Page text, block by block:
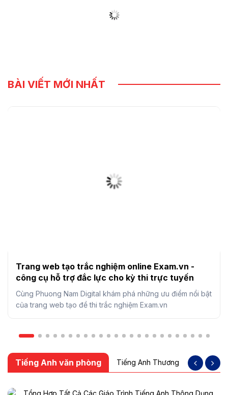
BÀI VIẾT MỚI NHẤT
Trang web tạo trắc nghiệm online Exam.vn -
công cụ hỗ trợ đắc lực cho kỳ thi trực tuyến
Cùng Phuong Nam Digital khám phá những ưu điểm nổi bật
của trang web tạo đề thi trắc nghiệm Exam.vn
Tiếng Anh văn phòng Tiếng Anh Thương Mại